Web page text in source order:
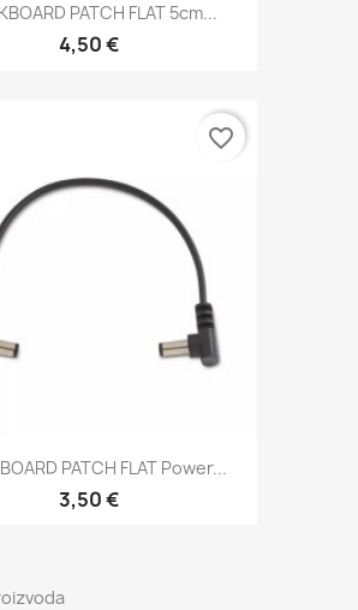
PATCH FLAT 5cm...
4,50 €
PATCH FLAT Power...
3,50 €
favorite_border